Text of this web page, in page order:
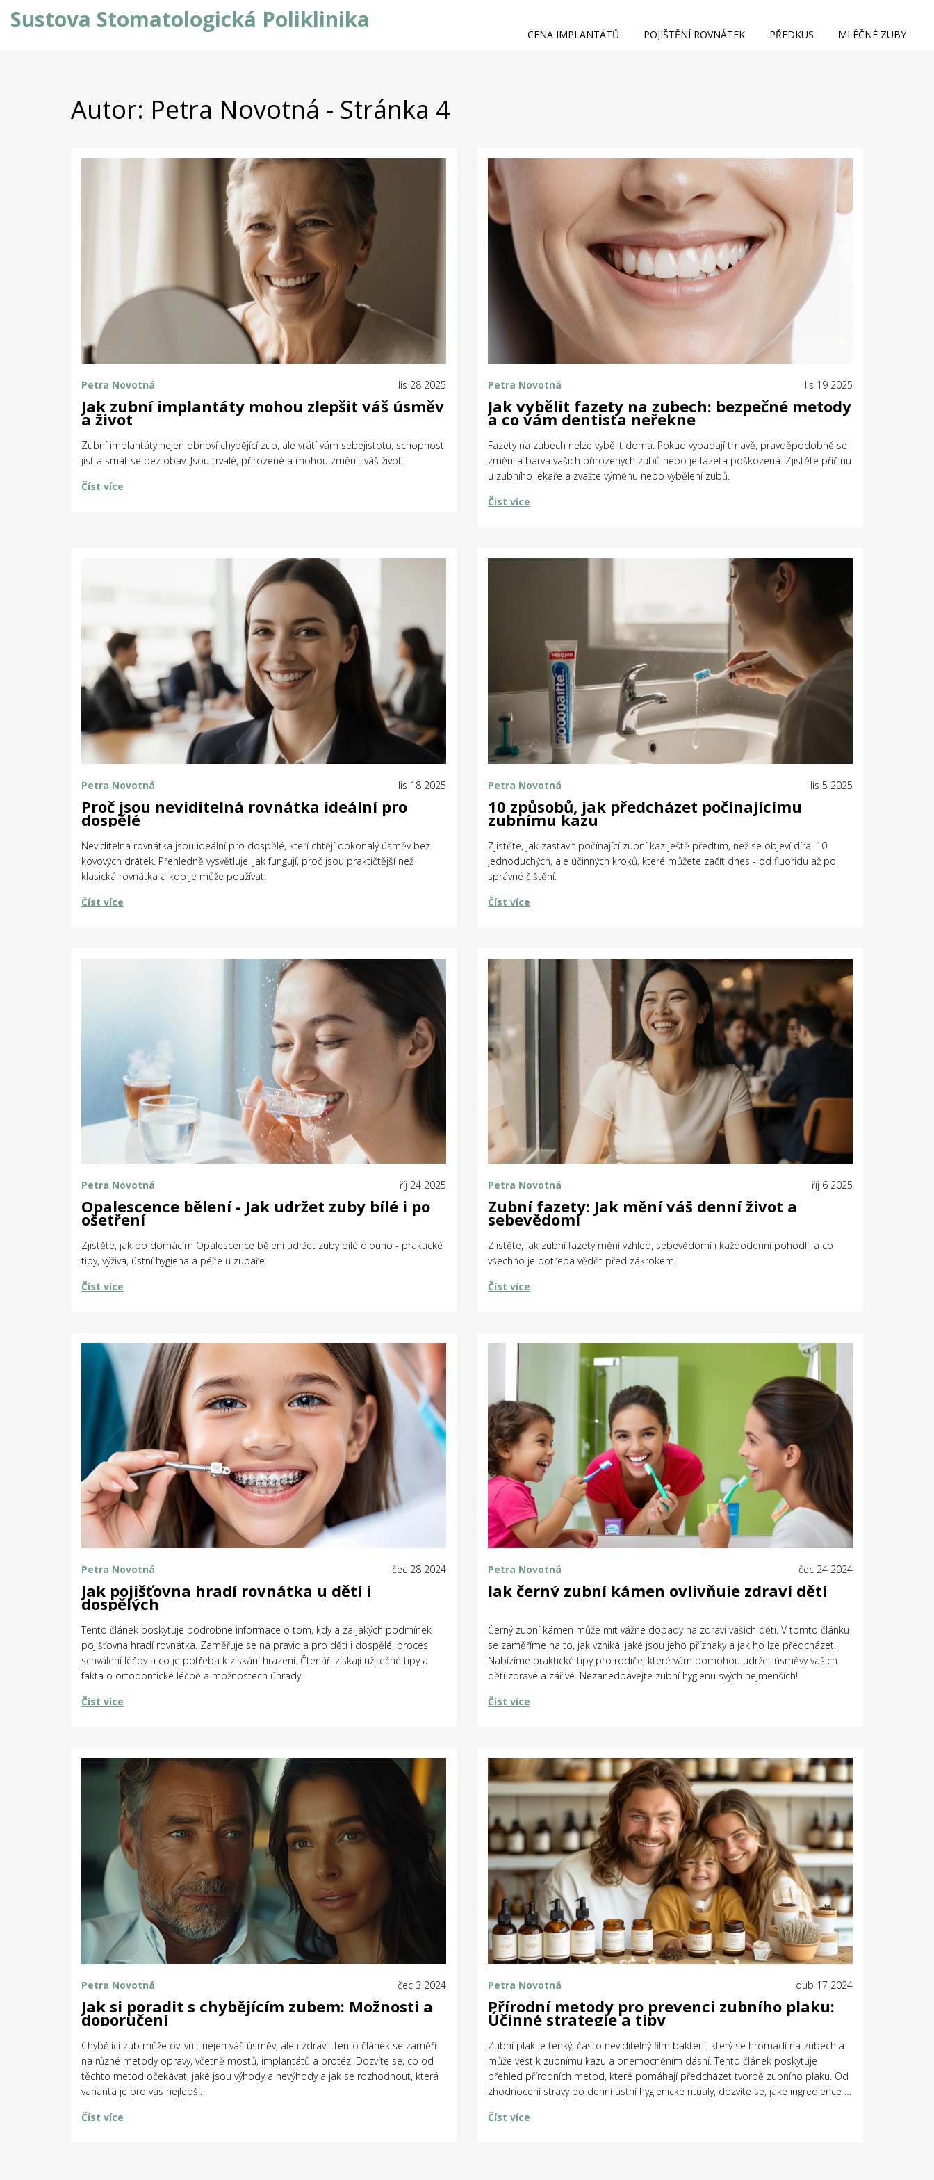
Sustova Stomatologická Poliklinika
CENA IMPLANTÁTŮ POJIŠTĚNÍ ROVNÁTEK PŘEDKUS MLÉČNÉ ZUBY
Autor: Petra Novotná - Stránka 4
Petra Novotná lis 28 2025
Jak zubní implantáty mohou zlepšit váš úsměv
a život
Zubní implantáty nejen obnoví chybějící zub, ale vrátí vám sebejistotu, schopnost
jíst a smát se bez obav. Jsou trvalé, přirozené a mohou změnit váš život.
Číst více
Petra Novotná lis 19 2025
Jak vybělit fazety na zubech: bezpečné metody
a co vám dentista neřekne
Fazety na zubech nelze vybělit doma. Pokud vypadají tmavě, pravděpodobně se
změnila barva vašich přirozených zubů nebo je fazeta poškozená. Zjistěte příčinu
u zubního lékaře a zvažte výměnu nebo vybělení zubů.
Číst více
Petra Novotná lis 18 2025
Proč jsou neviditelná rovnátka ideální pro
dospělé
Neviditelná rovnátka jsou ideální pro dospělé, kteří chtějí dokonalý úsměv bez
kovových drátek. Přehledně vysvětluje, jak fungují, proč jsou praktičtější než
klasická rovnátka a kdo je může používat.
Číst více
Petra Novotná lis 5 2025
10 způsobů, jak předcházet počínajícímu
zubnímu kazu
Zjistěte, jak zastavit počínající zubní kaz ještě předtím, než se objeví díra. 10
jednoduchých, ale účinných kroků, které můžete začít dnes - od fluoridu až po
správné čištění.
Číst více
Petra Novotná říj 24 2025
Opalescence bělení - Jak udržet zuby bílé i po
ošetření
Zjistěte, jak po domácím Opalescence bělení udržet zuby bílé dlouho - praktické
tipy, výživa, ústní hygiena a péče u zubaře.
Číst více
Petra Novotná říj 6 2025
Zubní fazety: Jak mění váš denní život a
sebevědomí
Zjistěte, jak zubní fazety mění vzhled, sebevědomí i každodenní pohodlí, a co
všechno je potřeba vědět před zákrokem.
Číst více
Petra Novotná čec 28 2024
Jak pojišťovna hradí rovnátka u dětí i
dospělých
Tento článek poskytuje podrobné informace o tom, kdy a za jakých podmínek
pojišťovna hradí rovnátka. Zaměřuje se na pravidla pro děti i dospělé, proces
schválení léčby a co je potřeba k získání hrazení. Čtenáři získají užitečné tipy a
fakta o ortodontické léčbě a možnostech úhrady.
Číst více
Petra Novotná čec 24 2024
Jak černý zubní kámen ovlivňuje zdraví dětí
Černý zubní kámen může mít vážné dopady na zdraví vašich dětí. V tomto článku
se zaměříme na to, jak vzniká, jaké jsou jeho příznaky a jak ho lze předcházet.
Nabízíme praktické tipy pro rodiče, které vám pomohou udržet úsměvy vašich
dětí zdravé a zářivé. Nezanedbávejte zubní hygienu svých nejmenších!
Číst více
Petra Novotná čec 3 2024
Jak si poradit s chybějícím zubem: Možnosti a
doporučení
Chybějící zub může ovlivnit nejen váš úsměv, ale i zdraví. Tento článek se zaměří
na různé metody opravy, včetně mostů, implantátů a protéz. Dozvíte se, co od
těchto metod očekávat, jaké jsou výhody a nevýhody a jak se rozhodnout, která
varianta je pro vás nejlepší.
Číst více
Petra Novotná dub 17 2024
Přírodní metody pro prevenci zubního plaku:
Účinné strategie a tipy
Zubní plak je tenký, často neviditelný film bakterií, který se hromadí na zubech a
může vést k zubnímu kazu a onemocněním dásní. Tento článek poskytuje
přehled přírodních metod, které pomáhají předcházet tvorbě zubního plaku. Od
zhodnocení stravy po denní ústní hygienické rituály, dozvíte se, jaké ingredience a
Číst více